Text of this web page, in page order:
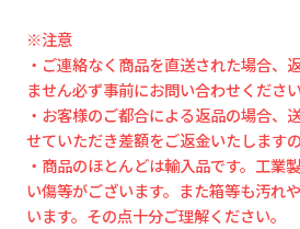
※注意
・ご連絡なく商品を直送された場合、
ません必ず事前にお問い合わせください
・お客様のご都合による返品の場合、
せていただき差額をご返金いたします
・商品のほとんどは輸入品です。工業
い傷等がございます。また箱等も汚れ
います。その点十分ご理解ください。